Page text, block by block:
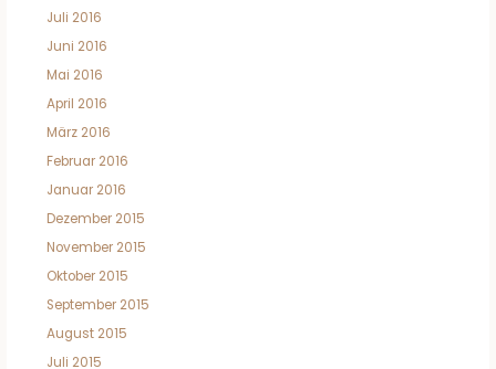
Juli 2016
Juni 2016
Mai 2016
April 2016
März 2016
Februar 2016
Januar 2016
Dezember 2015
November 2015
Oktober 2015
September 2015
August 2015
Juli 2015